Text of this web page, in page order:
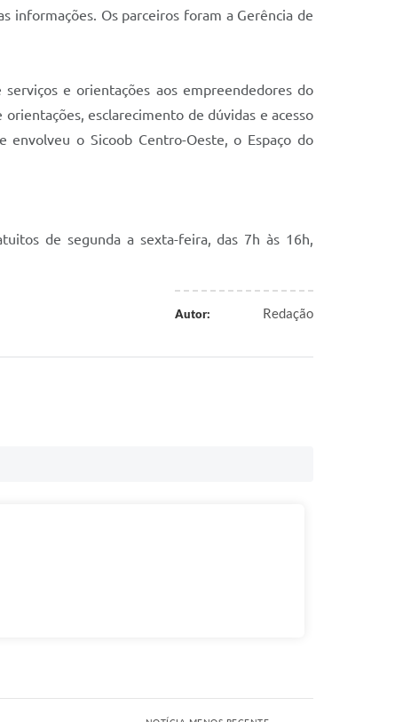
informações. Os parceiros foram a Gerência de
e orientações aos empreendedores do
esclarecimento de dúvidas e acesso
o Sicoob Centro-Oeste, o Espaço do
de segunda a sexta-feira, das 7h às 16h,
Autor: Redação